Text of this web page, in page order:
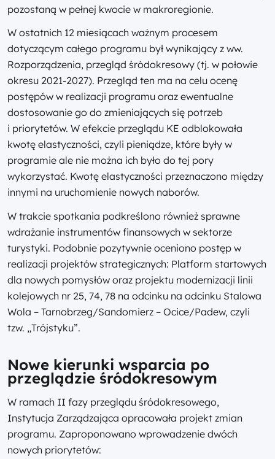
pozostaną w pełnej kwocie w makroregionie.
W ostatnich 12 miesiącach ważnym procesem
dotyczącym całego programu był wynikający z ww.
Rozporządzenia, przegląd śródokresowy (tj. w połowie
okresu 2021-2027). Przegląd ten ma na celu ocenę
postępów w realizacji programu oraz ewentualne
dostosowanie go do zmieniających się potrzeb
i priorytetów. W efekcie przeglądu KE odblokowała
kwotę elastyczności, czyli pieniądze, które były w
programie ale nie można ich było do tej pory
wykorzystać. Kwotę elastyczności przeznaczono między
innymi na uruchomienie nowych naborów.
W trakcie spotkania podkreślono również sprawne
wdrażanie instrumentów finansowych w sektorze
turystyki. Podobnie pozytywnie oceniono postęp w
realizacji projektów strategicznych: Platform startowych
dla nowych pomysłów oraz projektu modernizacji linii
kolejowych nr 25, 74, 78 na odcinku na odcinku Stalowa
Wola – Tarnobrzeg/Sandomierz – Ocice/Padew, czyli
tzw. „Trójstyku”.
Nowe kierunki wsparcia po
przeglądzie śródokresowym
W ramach II fazy przeglądu śródokresowego,
Instytucja Zarządzająca opracowała projekt zmian
programu. Zaproponowano wprowadzenie dwóch
nowych priorytetów: